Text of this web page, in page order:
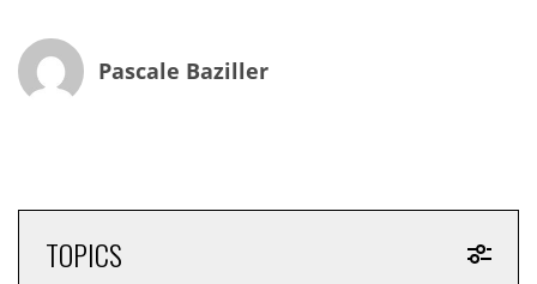
élus sont déjà confrontés à des crises liées au
réchauffement de la planète, ICI invite les Français à
réseau ICI se mobiliseront pour une journée spéciale,
consacrée à la restitution des résultats de cette
première consultation.
Pascale Baziller
TOPICS